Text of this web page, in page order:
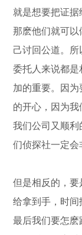
就是想要把证据
那麽他们就可以
己讨回公道。
委托人来说都是
加的重要。因
的开心，因为
我们公司又顺
们侦探社一定会
但是相反的，
给拿到手，时间
最后我们要怎